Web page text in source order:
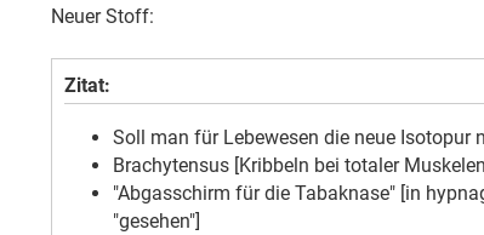
Neuer Stoff:
Zitat:
Soll man für Lebewesen die neue Isotopur
Brachytensus [Kribbeln bei totaler
"Abgasschirm für die Tabaknase" [in
"gesehen"]